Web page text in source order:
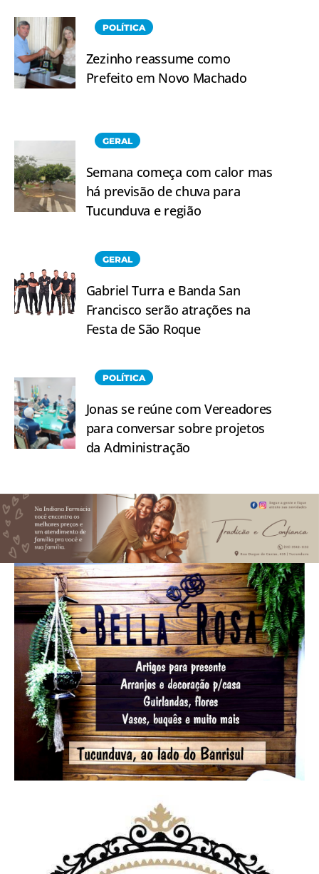
POLÍTICA
Zezinho reassume como
Prefeito em Novo Machado
GERAL
Semana começa com calor mas
há previsão de chuva para
Tucunduva e região
GERAL
Gabriel Turra e Banda San
Francisco serão atrações na
Festa de São Roque
POLÍTICA
Jonas se reúne com Vereadores
para conversar sobre projetos
da Administração